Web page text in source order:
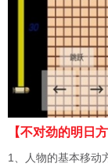
【不对劲的明日
1、人物的基本移动